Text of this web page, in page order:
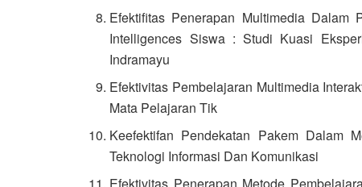
Efektifitas Penerapan Multimedia Dalam
Intelligences Siswa : Studi Kuasi
Indramayu
Efektivitas Pembelajaran Multimedia
Mata Pelajaran Tik
Keefektifan Pendekatan Pakem Dalam
Teknologi Informasi Dan Komunikasi
Efektivitas Penerapan Metode